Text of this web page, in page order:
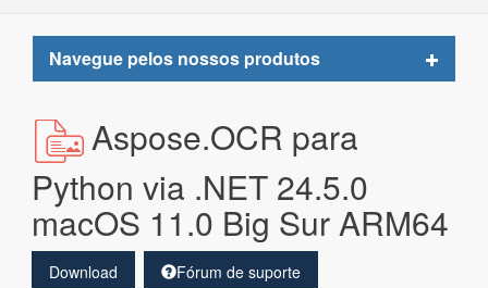
Navegue pelos nossos produtos
Toggle
Aspose.OCR para
Python via .NET 24.5.0
macOS 11.0 Big Sur ARM64
Download Fórum de suporte